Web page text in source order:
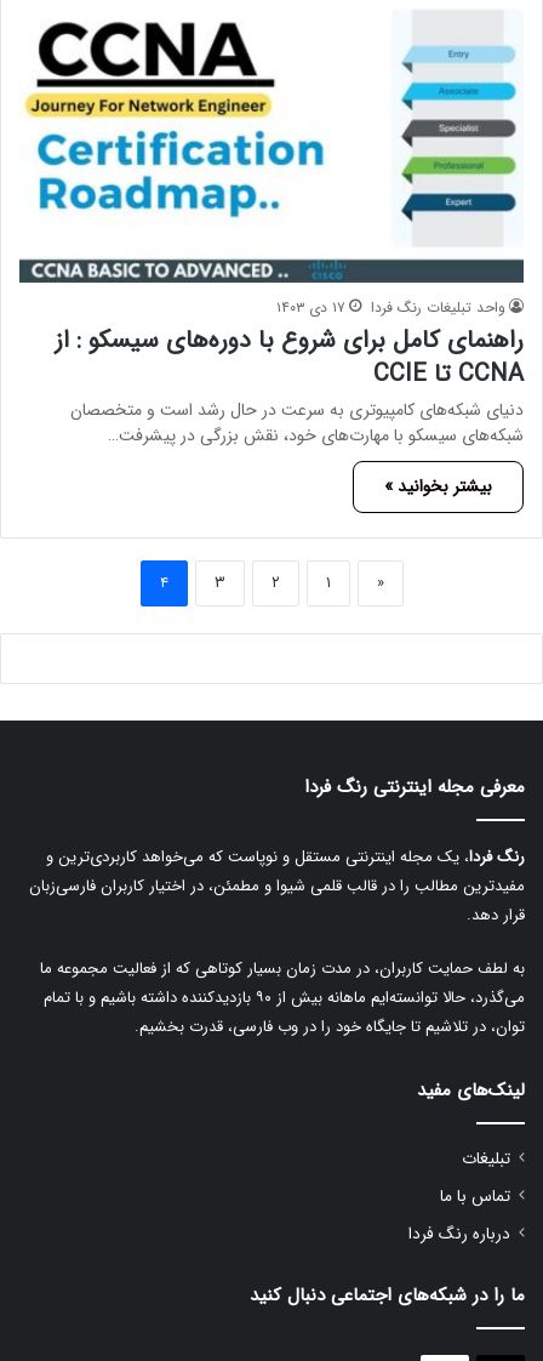
واحد تبلیغات رنگ فردا ۱۷ دی ۱۴۰۳
راهنمای کامل برای شروع با دوره‌های سیسکو : از
CCNA تا CCIE
دنیای شبکه‌های کامپیوتری به سرعت در حال رشد است و متخصصان
شبکه‌های سیسکو با مهارت‌های خود، نقش بزرگی در پیشرفت…
بیشتر بخوانید »
« ۱ ۲ ۳ ۴
معرفی مجله اینترنتی رنگ فردا
رنگ فردا، یک مجله اینترنتی مستقل و نوپاست که می‌خواهد کاربردی‌ترین و
مفیدترین مطالب را در قالب قلمی شیوا و مطمئن، در اختیار کاربران فارسی‌زبان
قرار دهد.
به لطف حمایت کاربران، در مدت زمان بسیار کوتاهی که از فعالیت مجموعه ما
می‌گذرد، حالا توانسته‌ایم ماهانه بیش از ۹۰ بازدیدکننده داشته باشیم و با تمام
توان، در تلاشیم تا جایگاه خود را در وب فارسی، قدرت بخشیم.
لینک‌های مفید
تبلیغات
تماس با ما
درباره رنگ فردا
ما را در شبکه‌های اجتماعی دنبال کنید